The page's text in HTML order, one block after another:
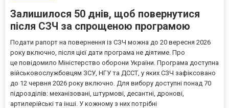
Залишилося 50 днів, щоб повернутися
після СЗЧ за спрощеною програмою
Подати рапорт на повернення із СЗЧ можна до 20 вересня 2026
року включно, після цієї дати програма не діятиме. Про
це повідомило Міністерство оборони України. Програма доступна
військовослужбовцям ЗСУ, НГУ та ДССТ, у яких СЗЧ зафіксовано
до 12 червня 2026 року включно. Для вибору доступні понад 70
підрозділів: механізовані, штурмові, десантні, дронові,
артилерійські та інші. У кожному з них потрібні